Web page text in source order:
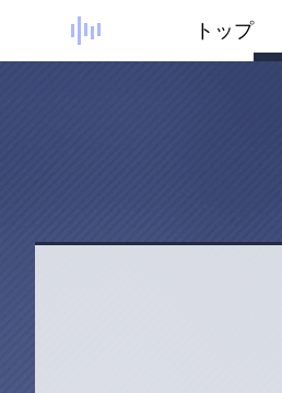
トップ